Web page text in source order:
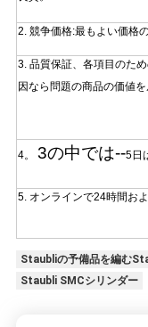
2. 競争価格:最もよい価格
3. 品質保証、各項目のた
因なら問題の商品の価値を
4。 3の中では--5日
5. オンラインで24時間お
Staubliの予備品を編む
Staubli SMCシリンダー